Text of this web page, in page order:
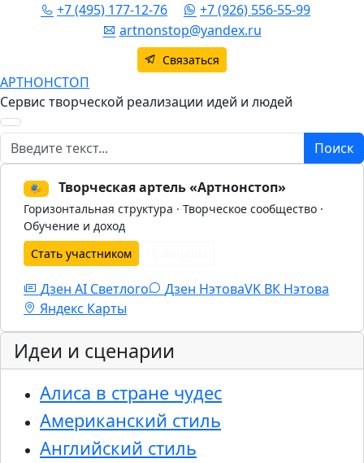
+7 (495) 177-12-76
+7 (926) 556-55-99
artnonstop@yandex.ru
Связаться
АРТНОНСТОП
Сервис творческой реализации идей и людей
Поиск Поиск
🎭 Творческая артель «Артнонстоп»
Горизонтальная структура · Творческое сообщество ·
Обучение и доход
Стать участником
Дзен AI Светлого Дзен НэтоваVK ВК Нэтова
Яндекс Карты
Идеи и сценарии
Алиса в стране чудес
Американский стиль
Английский стиль